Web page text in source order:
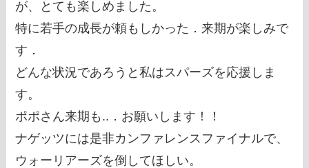
が、とても楽しめました。
特に若手の成長が頼もしかった．来期が楽しみで
す．
どんな状況であろうと私はスパーズを応援しま
す。
ポポさん来期も..．お願いします！！
ナゲッツには是非カンファレンスファイナルで、
ウォーリアーズを倒してほしい。